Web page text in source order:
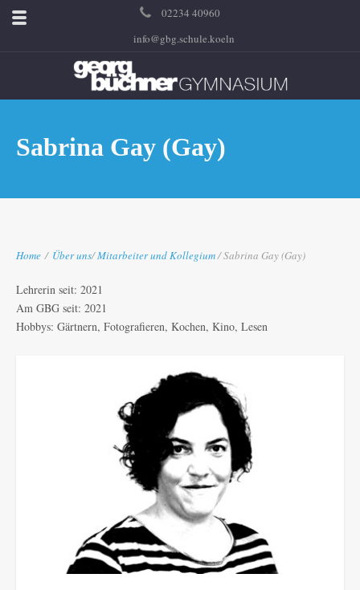
02234 40960
info@gbg.schule.koeln
Sabrina Gay (Gay)
Home / Über uns/Mitarbeiter und Kollegium/ Sabrina Gay (Gay)
Lehrerin seit: 2021
Am GBG seit: 2021
Hobbys: Gärtnern, Fotografieren, Kochen, Kino, Lesen